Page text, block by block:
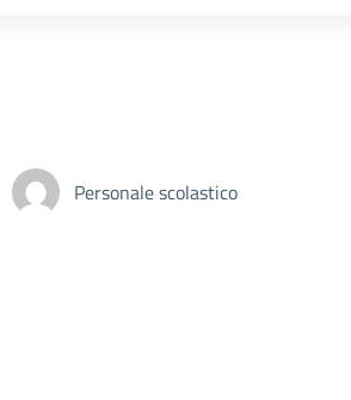
Personale scolastico